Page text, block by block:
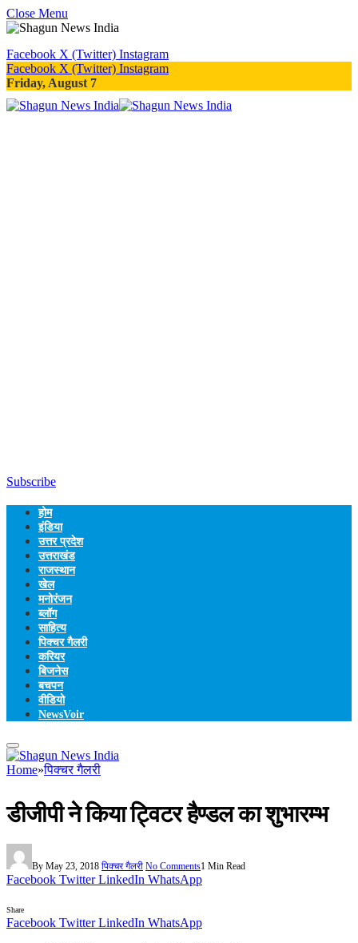
Close Menu
Facebook X (Twitter) Instagram
Facebook X (Twitter) Instagram
Friday, August 7
Subscribe
होम
इंडिया
उत्तर प्रदेश
उत्तराखंड
राजस्थान
खेल
मनोरंजन
ब्लॉग
साहित्य
पिक्चर गैलरी
करियर
बिजनेस
बचपन
वीडियो
NewsVoir
Home»पिक्चर गैलरी
डीजीपी ने किया ट्विटर हैण्डल का शुभारम्भ
By May 23, 2018 पिक्चर गैलरी No Comments1 Min Read
Facebook Twitter LinkedIn WhatsApp
Share
Facebook Twitter LinkedIn WhatsApp